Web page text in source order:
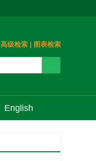
高级检索 | 图表检索
English